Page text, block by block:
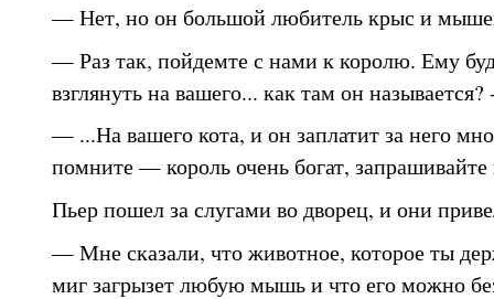
— Нет, но он большой любитель крыс и
— Раз так, пойдемте с нами к королю. Ему
взглянуть на вашего... как там он называется?
— ...На вашего кота, и он заплатит за него
помните — король очень богат,
Пьер пошел за слугами во дворец, и они
— Мне сказали, что животное, которое ты
миг загрызет любую мышь и что его можно